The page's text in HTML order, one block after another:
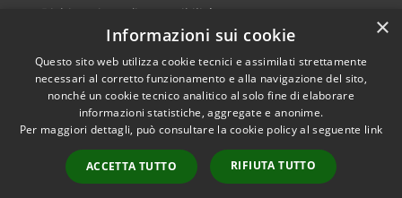
Dichiarazione di accessibilità
Accessibilità
Mappa del sito
Copyright © 2025 •
Comune di Castelfranco
Piandiscò • Powered by
Municipium•
Accesso
redazione
×
Informazioni sui cookie
Questo sito web utilizza cookie tecnici e assimilati strettamente
necessari al corretto funzionamento e alla navigazione del sito,
nonché un cookie tecnico analitico al solo fine di elaborare
informazioni statistiche, aggregate e anonime.
Per maggiori dettagli, può consultare la cookie policy al seguente link
ACCETTA TUTTO RIFIUTA TUTTO